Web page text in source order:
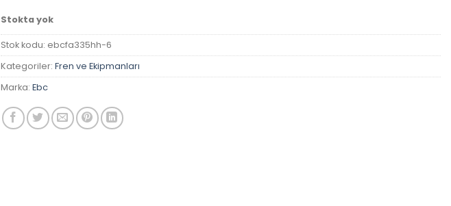
Stokta yok
Stok kodu: ebcfa335hh-6
Kategoriler: Fren ve Ekipmanları
Marka: Ebc